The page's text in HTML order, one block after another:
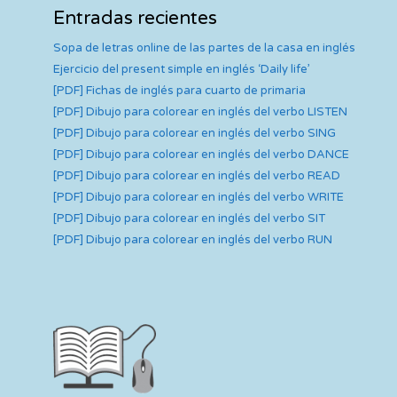
Entradas recientes
Sopa de letras online de las partes de la casa en inglés
Ejercicio del present simple en inglés ‘Daily life’
[PDF] Fichas de inglés para cuarto de primaria
[PDF] Dibujo para colorear en inglés del verbo LISTEN
[PDF] Dibujo para colorear en inglés del verbo SING
[PDF] Dibujo para colorear en inglés del verbo DANCE
[PDF] Dibujo para colorear en inglés del verbo READ
[PDF] Dibujo para colorear en inglés del verbo WRITE
[PDF] Dibujo para colorear en inglés del verbo SIT
[PDF] Dibujo para colorear en inglés del verbo RUN